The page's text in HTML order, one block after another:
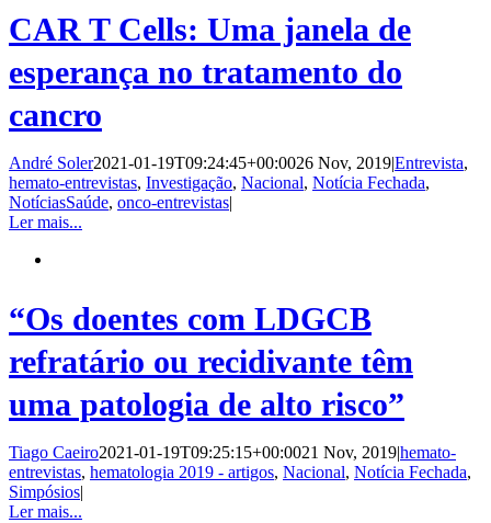
CAR T Cells: Uma janela de
esperança no tratamento do
cancro
André Soler2021-01-19T09:24:45+00:0026 Nov, 2019|Entrevista,
hemato-entrevistas, Investigação, Nacional, Notícia Fechada,
NotíciasSaúde, onco-entrevistas|
Ler mais...
“Os doentes com LDGCB
refratário ou recidivante têm
uma patologia de alto risco”
Tiago Caeiro2021-01-19T09:25:15+00:0021 Nov, 2019|hemato-
entrevistas, hematologia 2019 - artigos, Nacional, Notícia Fechada,
Simpósios|
Ler mais...